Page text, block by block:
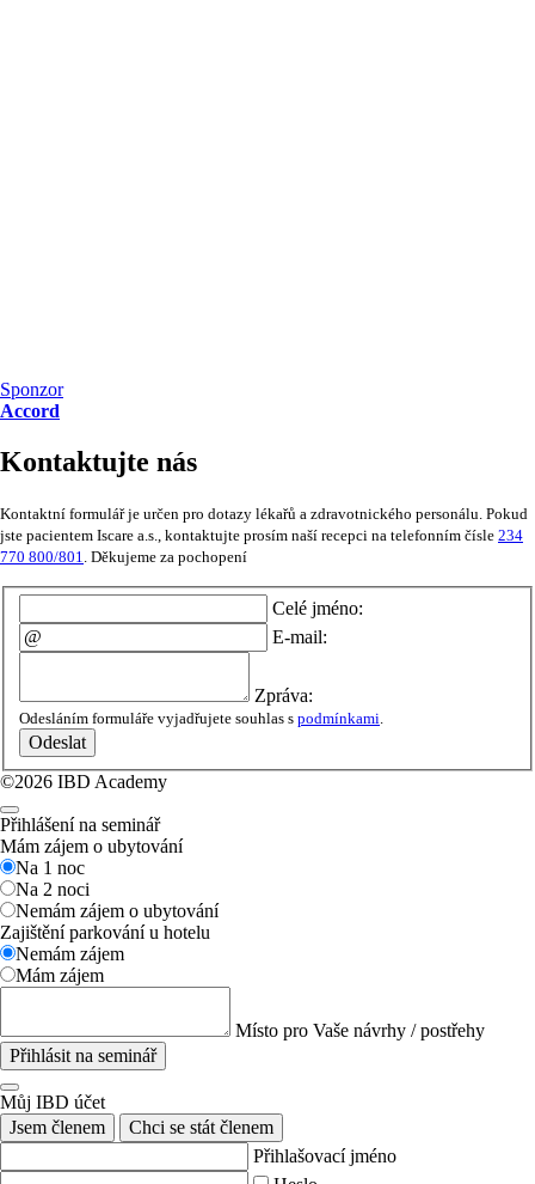
Sponzor
Accord
Kontaktujte nás
Kontaktní formulář je určen pro dotazy lékařů a zdravotnického personálu. Pokud
jste pacientem Iscare a.s., kontaktujte prosím naší recepci na telefonním čísle 234
770 800/801
. Děkujeme za pochopení
Celé jméno:
E-mail:
Zpráva:
Odesláním formuláře vyjadřujete souhlas s podmínkami.
Odeslat
©2026 IBD Academy
Přihlášení na seminář
Mám zájem o ubytování
Na 1 noc
Na 2 noci
Nemám zájem o ubytování
Zajištění parkování u hotelu
Nemám zájem
Mám zájem
Místo pro Vaše návrhy / postřehy
Přihlásit na seminář
Můj IBD účet
Jsem členem
Chci se stát členem
Přihlašovací jméno